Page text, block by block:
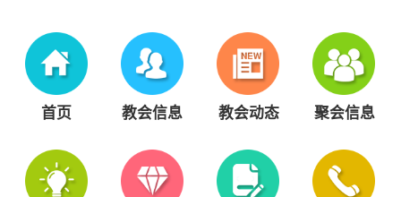
首页 教会信息 教会动态 聚会信息